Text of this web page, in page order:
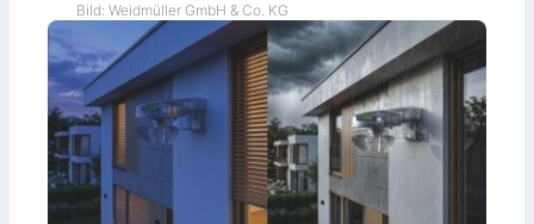
Bild: Weidmüller GmbH & Co. KG